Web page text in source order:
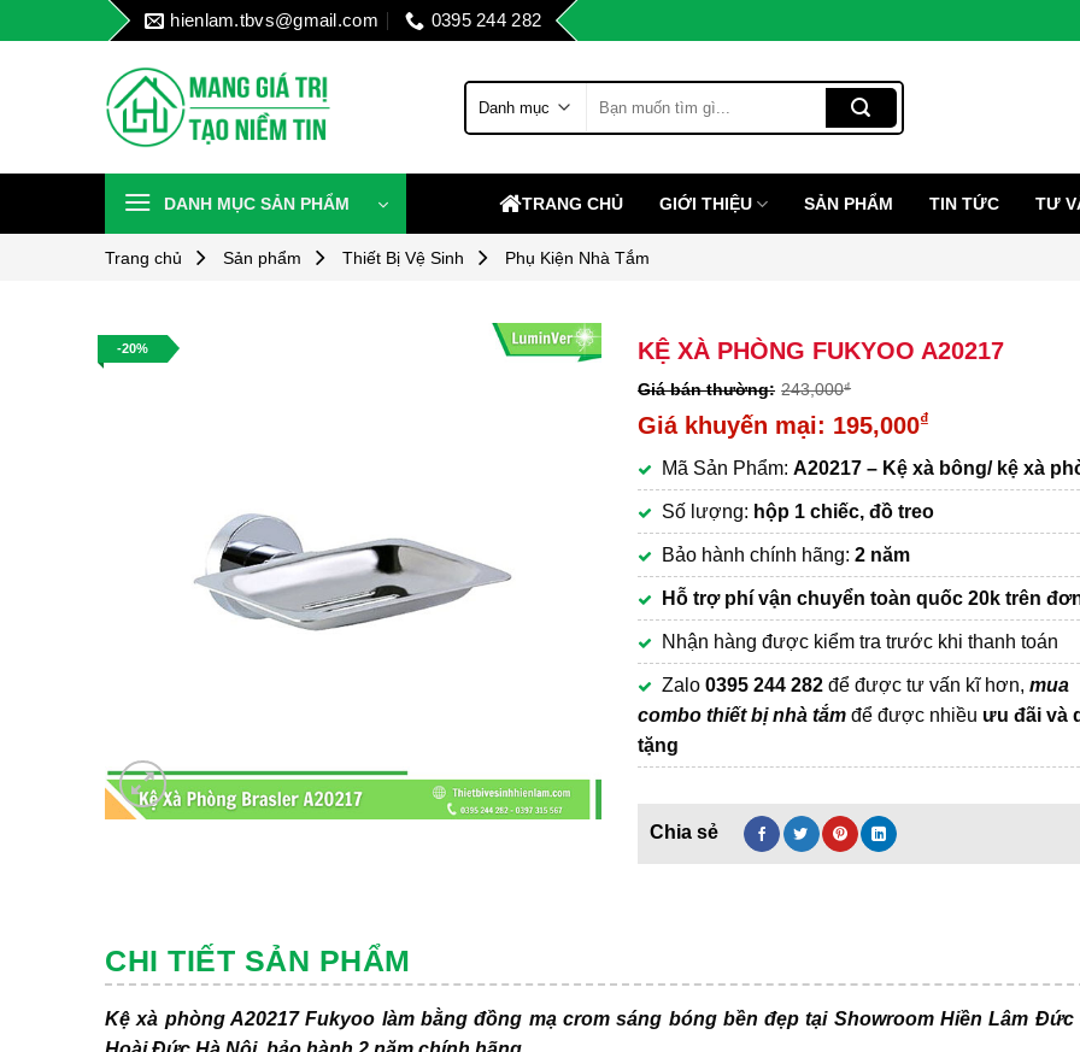
to
hienlam.tbvs@gmail.com 0395 244 282
kiếm:
DANH MỤC SẢN PHẨM TRANG CHỦ GIỚI THIỆU SẢN PHẨM TIN TỨC TƯ
Trang chủ Sản phẩm Thiết Bị Vệ Sinh Phụ Kiện Nhà Tắm
-20% KỆ XÀ PHÒNG FUKYOO A20217
243,000₫
Giá
là:
243,000₫.
195,000₫
hiện
tại
là:
195,000₫.
Mã Sản Phẩm:A20217 – Kệ xà bông/ kệ xà
Số lượng: hộp 1 chiếc, đồ treo
Bảo hành chính hãng:2 năm
Hỗ trợ phí vận chuyển toàn quốc 20k trên
Nhận hàng được kiểm tra trước khi thanh toán
Zalo0395 244 282 để được tư vấn kĩ hơn,mua
combo thiết bị nhà tắm để được nhiều ưu đãi và
tặng
CHI TIẾT SẢN PHẨM
Kệ xà phòng A20217 Fukyoo làm bằng đồng mạ crom sáng bóng bền đẹp tại Showroom Hiền Lâm Đức